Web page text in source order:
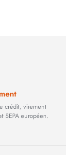
crédit, virement
SEPA européen.